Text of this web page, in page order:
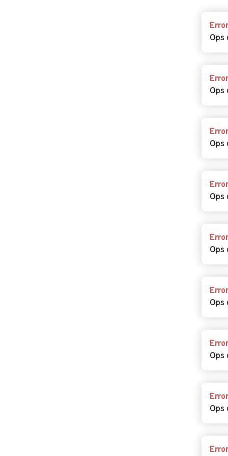
Error
Ops
Error
Ops
Error
Ops
Error
Ops
Error
Ops
Error
Ops
Error
Ops
Error
Ops
Error